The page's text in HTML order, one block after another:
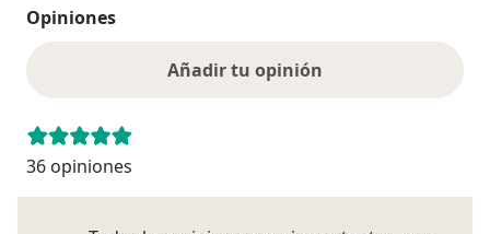
Opiniones
Añadir tu opinión
36 opiniones